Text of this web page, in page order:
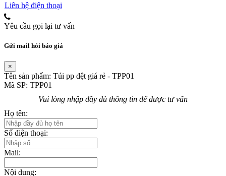
Liên hệ điện thoại
Yêu cầu gọi lại tư vấn
Gửi mail hỏi báo giá
×
Tên sản phẩm: Túi pp dệt giá rẻ - TPP01
Mã SP: TPP01
Vui lòng nhập đầy đủ thông tin để được tư vấn
Họ tên:
Số điện thoại:
Mail:
Nội dung: